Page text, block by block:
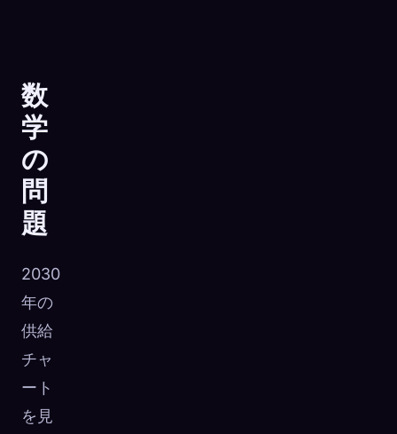
数
学
の
問
題
2030
年の
供給
チャ
ート
を見